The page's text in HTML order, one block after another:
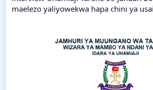
maelezo yaliyowekwa hapa chini ya